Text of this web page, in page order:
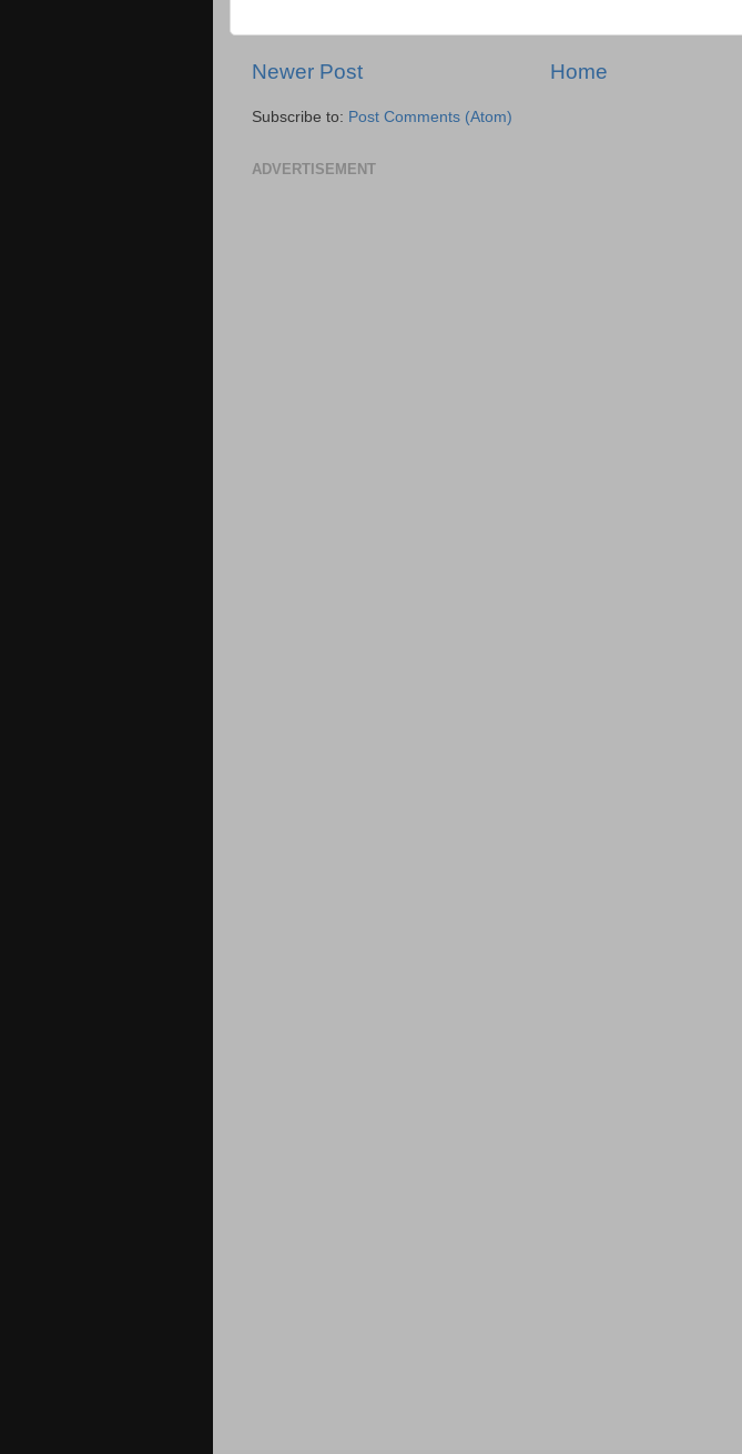
Newer Post Home
Subscribe to: Post Comments (Atom)
ADVERTISEMENT